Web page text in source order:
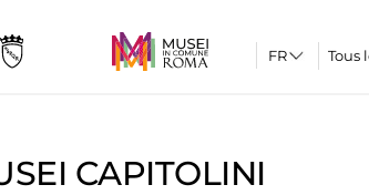
Tous
CAPITOLINI